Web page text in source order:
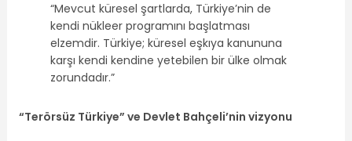
“Mevcut küresel şartlarda, Türkiye’nin de
kendi nükleer programını başlatması
elzemdir. Türkiye; küresel eşkıya kanununa
karşı kendi kendine yetebilen bir ülke olmak
zorundadır.”
“Terörsüz Türkiye” ve Devlet Bahçeli’nin vizyonu